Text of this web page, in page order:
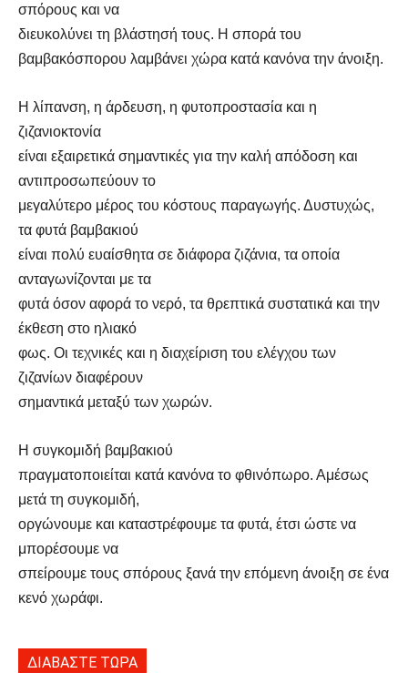
σπόρους και να
διευκολύνει τη βλάστησή τους. Η σπορά του
βαμβακόσπορου λαμβάνει χώρα κατά κανόνα την άνοιξη.
Η λίπανση, η άρδευση, η φυτοπροστασία και η
ζιζανιοκτονία
είναι εξαιρετικά σημαντικές για την καλή απόδοση και
αντιπροσωπεύουν το
μεγαλύτερο μέρος του κόστους παραγωγής. Δυστυχώς,
τα φυτά βαμβακιού
είναι πολύ ευαίσθητα σε διάφορα ζιζάνια, τα οποία
ανταγωνίζονται με τα
φυτά όσον αφορά το νερό, τα θρεπτικά συστατικά και την
έκθεση στο ηλιακό
φως. Οι τεχνικές και η διαχείριση του ελέγχου των
ζιζανίων διαφέρουν
σημαντικά μεταξύ των χωρών.
Η συγκομιδή βαμβακιού
πραγματοποιείται κατά κανόνα το φθινόπωρο. Αμέσως
μετά τη συγκομιδή,
οργώνουμε και καταστρέφουμε τα φυτά, έτσι ώστε να
μπορέσουμε να
σπείρουμε τους σπόρους ξανά την επόμενη άνοιξη σε ένα
κενό χωράφι.
ΔΙΑΒΑΣΤΕ ΤΩΡΑ